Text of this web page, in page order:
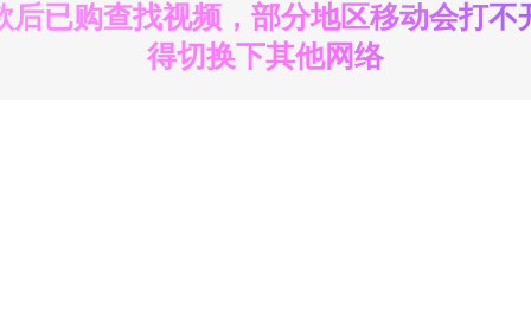
后已购查找视频，部分地区移动会打不
得切换下其他网络